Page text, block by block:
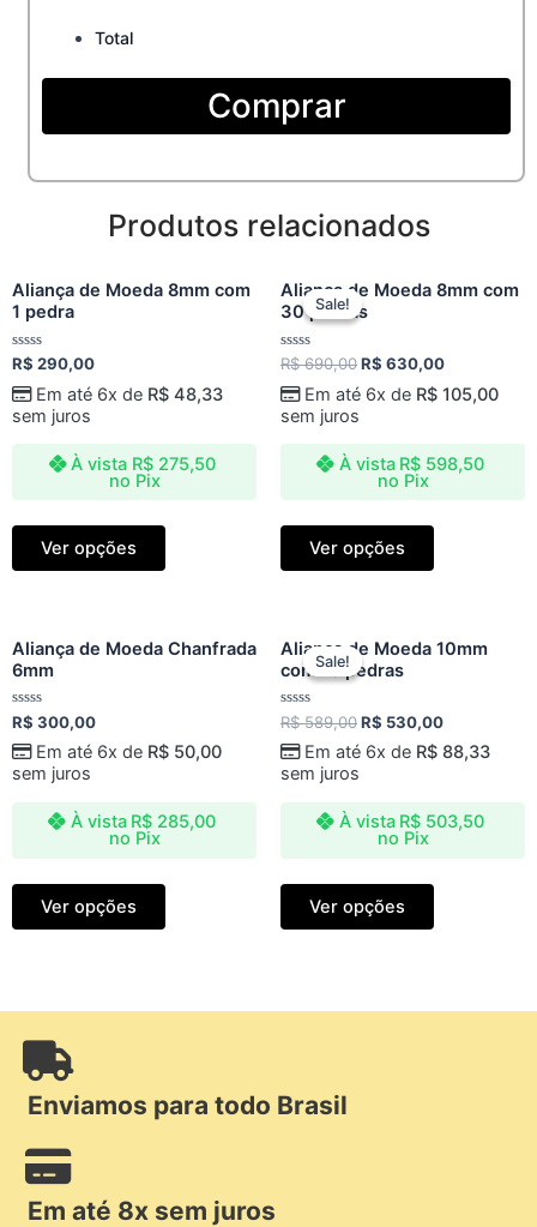
Total
pedras
Comprar
Produtos relacionados
Aliança de Moeda 8mm com
1 pedra
Avaliação
de
5
R$ 290,00
À vista R$275,50
no Pix
Em até 6x de R$48,33
sem juros
Ver opções
Sale!
Sale!
Aliança de Moeda 8mm com
30 pedras
Avaliação
de
5
R$690,00
price
was:
R$ 630,00
price
À vista R$ 598,50
no Pix
Em até 6x de R$105,00
sem juros
Ver opções
Aliança de Moeda Chanfrada
6mm
Avaliação
0
de
5
R$ 300,00
À vista R$ 285,00
no Pix
Em até 6x de R$50,00
sem juros
Ver opções
Sale!
Sale!
Aliança de Moeda 10mm
com 15 pedras
Avaliação
0
de
5
R$589,00
price
was:
R$ 530,00
price
À vista R$ 503,50
no Pix
Em até 6x de R$88,33
sem juros
Ver opções
Enviamos para todo Brasil
Em até 8x sem juros